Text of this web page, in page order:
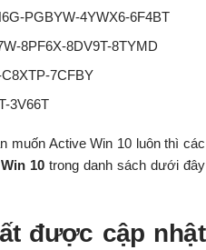
PGBYW-4YWX6-6F4BT
8PF6X-8DV9T-8TYMD
7CFBY
3V66T
muốn Active Win 10 luôn thì các
10trong danh sách dưới đây
được cập nhật